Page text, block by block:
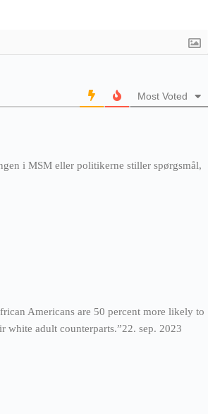
Most Voted
i MSM eller politikerne stiller spørgsmål,
Americans are 50 percent more likely to
white adult counterparts.”22. sep. 2023